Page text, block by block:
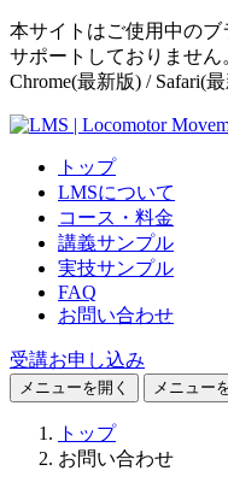
本サイトはご使用中のブ
サポートしておりません
Chrome(最新版) / Safari(
トップ
LMSについて
コース・料金
講義サンプル
実技サンプル
FAQ
お問い合わせ
受講お申し込み
メニューを開く メニュー
トップ
お問い合わせ